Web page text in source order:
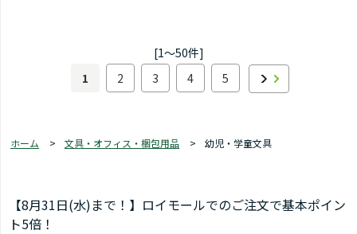
[1～50件]
1
2 3 4 5
ホーム > 文具・オフィス・梱包用品 > 幼児・学童文具
【8月31日(水)まで！】ロイモールでのご注文で基本ポイン
ト5倍！